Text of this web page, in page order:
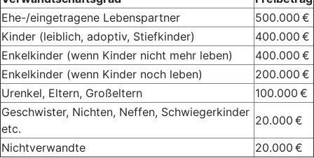
Ehe-/eingetragene Lebenspartner
500.000 €
Kinder (leiblich, adoptiv, Stiefkinder)
400.000 €
Enkelkinder (wenn Kinder nicht mehr leben)
400.000 €
Enkelkinder (wenn Kinder noch leben)
200.000 €
Urenkel, Eltern, Großeltern
100.000 €
Geschwister, Nichten, Neffen, Schwiegerkinder
etc.
20.000 €
Nichtverwandte
20.000 €